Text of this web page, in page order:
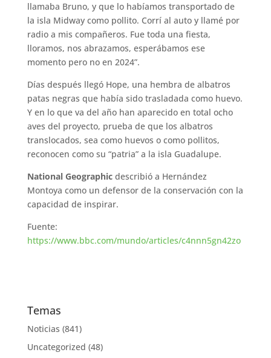
llamaba Bruno, y que lo habíamos transportado de
la isla Midway como pollito. Corrí al auto y llamé por
radio a mis compañeros. Fue toda una fiesta,
lloramos, nos abrazamos, esperábamos ese
momento pero no en 2024”.
Días después llegó Hope, una hembra de albatros
patas negras que había sido trasladada como huevo.
Y en lo que va del año han aparecido en total ocho
aves del proyecto, prueba de que los albatros
translocados, sea como huevos o como pollitos,
reconocen como su “patria” a la isla Guadalupe.
National Geographic describió a Hernández
Montoya como un defensor de la conservación con la
capacidad de inspirar.
Fuente:
https://www.bbc.com/mundo/articles/c4nnn5gn42zo
Temas
Noticias (841)
Uncategorized (48)